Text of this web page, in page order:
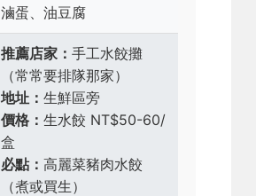
滷蛋、油豆腐
推薦店家： 手工水餃攤
（常常要排隊那家）
地址： 生鮮區旁
價格： 生水餃 NT$50-60/
盒
必點： 高麗菜豬肉水餃
（煮或買生）